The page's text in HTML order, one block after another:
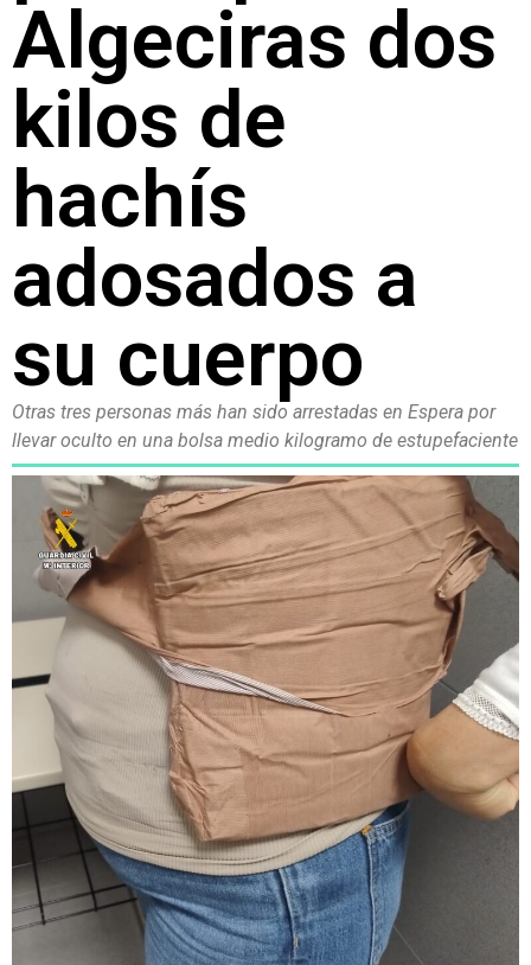
Algeciras dos
kilos de
hachís
adosados a
su cuerpo
Otras tres personas más han sido arrestadas en Espera por
llevar oculto en una bolsa medio kilogramo de estupefaciente